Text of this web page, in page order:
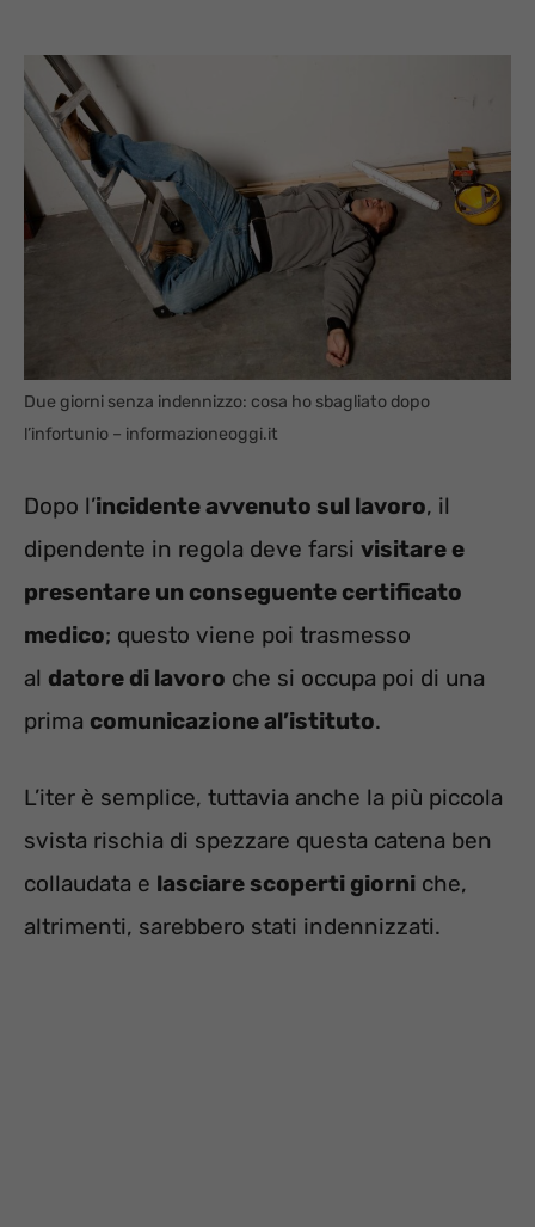
Due giorni senza indennizzo: cosa ho sbagliato dopo
l’infortunio – informazioneoggi.it
Dopo l’incidente avvenuto sul lavoro, il
dipendente in regola deve farsi visitare e
presentare un conseguente certificato
medico; questo viene poi trasmesso
al datore di lavoro che si occupa poi di una
prima comunicazione al’istituto.
L’iter è semplice, tuttavia anche la più piccola
svista rischia di spezzare questa catena ben
collaudata e lasciare scoperti giorni che,
altrimenti, sarebbero stati indennizzati.